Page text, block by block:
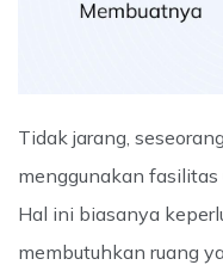
Tidak jarang,
menggunakan fasilitas
Hal ini biasanya
membutuhkan ruang